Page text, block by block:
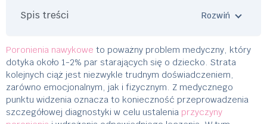
Spis treści
Poronienia nawykowe to poważny problem medyczny, który
dotyka około 1-2% par starających się o dziecko. Strata
kolejnych ciąż jest niezwykle trudnym doświadczeniem,
zarówno emocjonalnym, jak i fizycznym. Z medycznego
punktu widzenia oznacza to konieczność przeprowadzenia
szczegółowej diagnostyki w celu ustalenia przyczyny